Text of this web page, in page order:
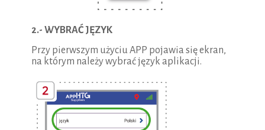
2.- WYBRAĆ JĘZYK
Przy pierwszym użyciu APP pojawia się ekran,
na którym należy wybrać język aplikacji.